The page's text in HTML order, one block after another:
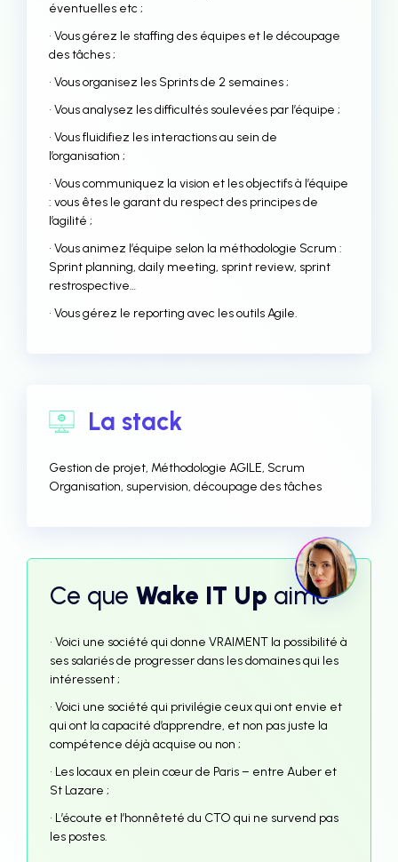
éventuelles etc ;
• Vous gérez le staffing des équipes et le découpage
des tâches ;
• Vous organisez les Sprints de 2 semaines ;
• Vous analysez les difficultés soulevées par l’équipe ;
• Vous fluidifiez les interactions au sein de
l’organisation ;
• Vous communiquez la vision et les objectifs à l’équipe
: vous êtes le garant du respect des principes de
l’agilité ;
• Vous animez l’équipe selon la méthodologie Scrum :
Sprint planning, daily meeting, sprint review, sprint
restrospective…
• Vous gérez le reporting avec les outils Agile.
La stack
Gestion de projet, Méthodologie AGILE, Scrum
Organisation, supervision, découpage des tâches
Ce que Wake IT Up aime
• Voici une société qui donne VRAIMENT la possibilité à
ses salariés de progresser dans les domaines qui les
intéressent ;
• Voici une société qui privilégie ceux qui ont envie et
qui ont la capacité d’apprendre, et non pas juste la
compétence déjà acquise ou non ;
• Les locaux en plein cœur de Paris – entre Auber et
St Lazare ;
• L’écoute et l’honnêteté du CTO qui ne survend pas
les postes.